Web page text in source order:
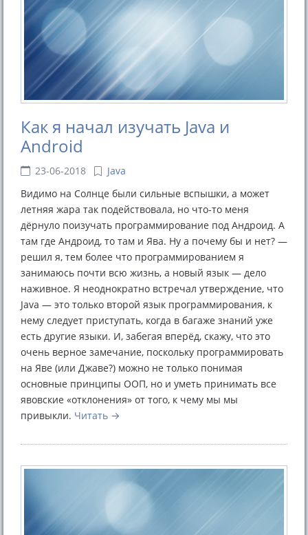
Как я начал изучать Java и
Android
23-06-2018
Java
Видимо на Солнце были сильные вспышки, а может
летняя жара так подействовала, но что-то меня
дёрнуло поизучать программирование под Андроид. А
там где Андроид, то там и Ява. Ну а почему бы и нет? —
решил я, тем более что программированием я
занимаюсь почти всю жизнь, а новый язык — дело
наживное. Я неоднократно встречал утверждение, что
Java — это только второй язык программирования, к
нему следует приступать, когда в багаже знаний уже
есть другие языки. И, забегая вперёд, скажу, что это
очень верное замечание, поскольку программировать
на Яве (или Джаве?) можно не только понимая
основные принципы ООП, но и уметь принимать все
явовские «отклонения» от того, к чему мы мы
привыкли. Читать